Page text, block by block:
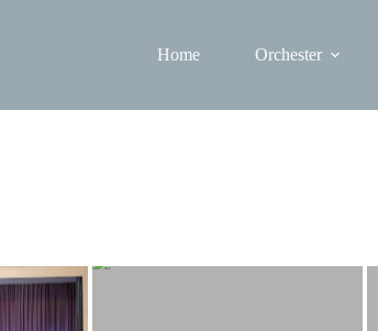
Home Orchester